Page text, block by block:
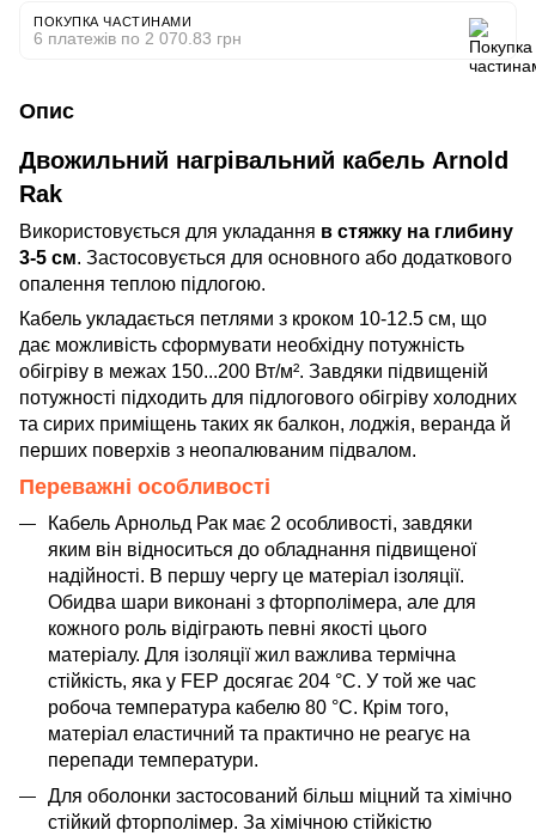
ПОКУПКА ЧАСТИНАМИ
6 платежів по 2 070.83 грн
Опис
Двожильний нагрівальний кабель Arnold
Rak
Використовується для укладання в стяжку на глибину
3-5 см. Застосовується для основного або додаткового
опалення теплою підлогою.
Кабель укладається петлями з кроком 10-12.5 см, що
дає можливість сформувати необхідну потужність
обігріву в межах 150...200 Вт/м². Завдяки підвищеній
потужності підходить для підлогового обігріву холодних
та сирих приміщень таких як балкон, лоджія, веранда й
перших поверхів з неопалюваним підвалом.
Переважні особливості
Кабель Арнольд Рак має 2 особливості, завдяки
яким він відноситься до обладнання підвищеної
надійності. В першу чергу це матеріал ізоляції.
Обидва шари виконані з фторполімера, але для
кожного роль відіграють певні якості цього
матеріалу. Для ізоляції жил важлива термічна
стійкість, яка у FEP досягає 204 °C. У той же час
робоча температура кабелю 80 °C. Крім того,
матеріал еластичний та практично не реагує на
перепади температури.
Для оболонки застосований більш міцний та хімічно
стійкий фторполімер. За хімічною стійкістю